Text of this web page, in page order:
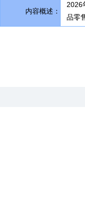
内容概述：
2026
品零